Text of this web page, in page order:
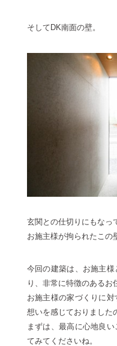
そしてDK南面の壁。
玄関との仕切りにもなっ
お施主様が拘られたこの
今回の建築は、お施主
り、非常に特徴のあるお
お施主様の家づくりに
想いを感じておりました
まずは、最高に心地良
てみてくださいね。